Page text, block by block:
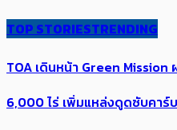
TOP STORIESTRENDING
TOA เดินหน้า Green
6,000 ไร่ เพิ่ม​แหล่งดูดซับคา